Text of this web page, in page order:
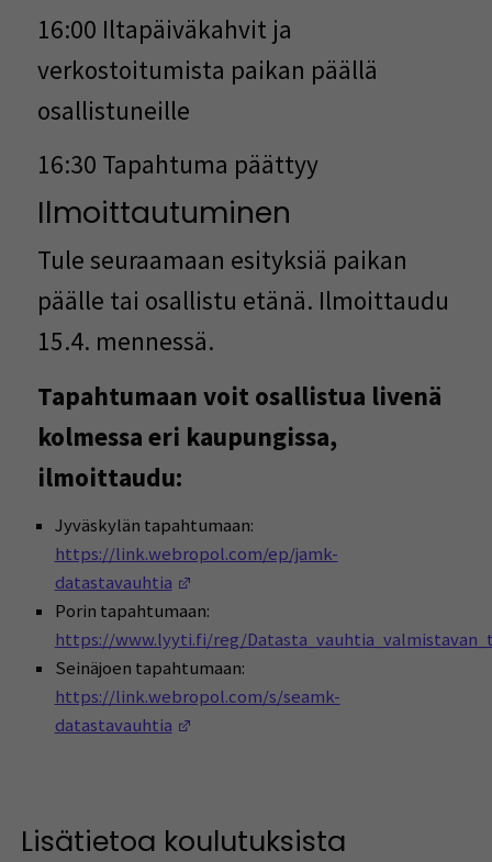
16:00 Iltapäiväkahvit ja
verkostoitumista paikan päällä
osallistuneille
16:30 Tapahtuma päättyy
Ilmoittautuminen
Tule seuraamaan esityksiä paikan
päälle tai osallistu etänä. Ilmoittaudu
15.4. mennessä.
Tapahtumaan voit osallistua livenä
kolmessa eri kaupungissa,
ilmoittaudu:
Jyväskylän tapahtumaan:
https://link.webropol.com/ep/jamk-
datastavauhtia
Porin tapahtumaan:
https://www.lyyti.fi/reg/
Seinäjoen tapahtumaan:
https://link.webropol.com/s/seamk-
datastavauhtia
Lisätietoa koulutuksista